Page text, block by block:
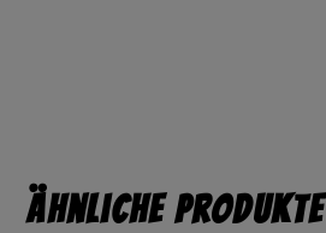
Ähnliche Produkte